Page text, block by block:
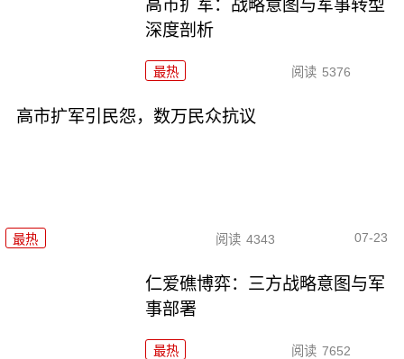
高市扩军：战略意图与军事转型
深度剖析
最热 阅读 5376
高市扩军引民怨，数万民众抗议
最热 阅读 4343 07-23
仁爱礁博弈：三方战略意图与军
事部署
最热 阅读 7652